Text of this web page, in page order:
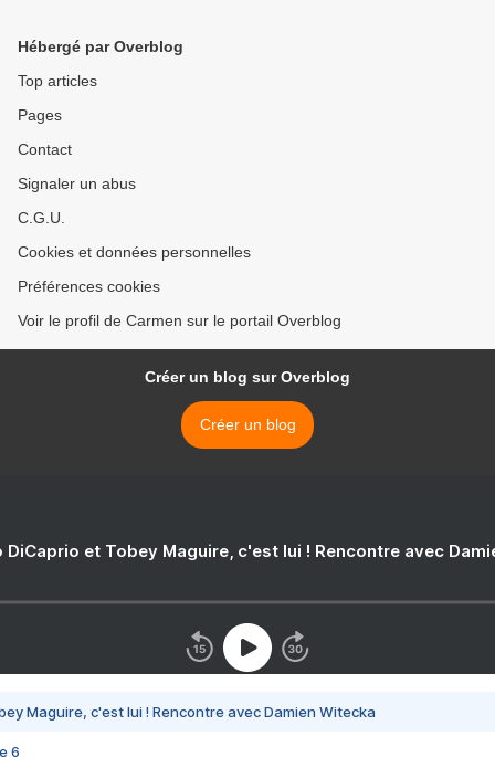
Hébergé par Overblog
Top articles
Pages
Contact
Signaler un abus
C.G.U.
Cookies et données personnelles
Préférences cookies
Voir le profil de Carmen sur le portail Overblog
Créer un blog sur Overblog
Créer un blog
DiCaprio et Tobey Maguire, c'est lui ! Rencontre avec
Maguire, c'est lui ! Rencontre avec Damien Witecka
6